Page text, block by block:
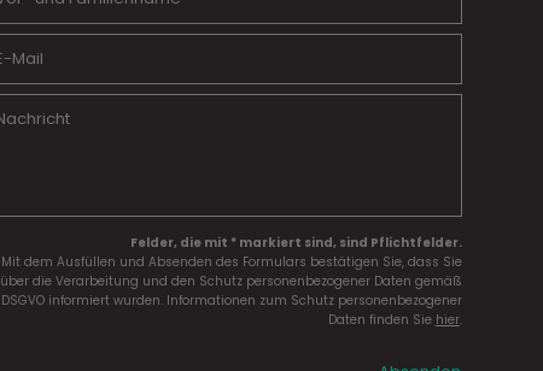
Felder, die mit * markiert sind, sind Pflichtfelder.
Mit dem Ausfüllen und Absenden des Formulars bestätigen Sie, dass Sie
über die Verarbeitung und den Schutz personenbezogener Daten gemäß
DSGVO informiert wurden. Informationen zum Schutz personenbezogener
Daten finden Sie hier.